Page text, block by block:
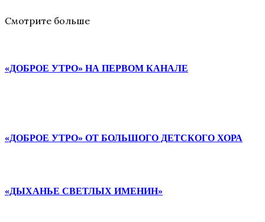
Смотрите больше
«ДОБРОЕ УТРО» НА ПЕРВОМ КАНАЛЕ
«ДОБРОЕ УТРО» ОТ БОЛЬШОГО ДЕТСКОГО ХОРА
«ДЫХАНЬЕ СВЕТЛЫХ ИМЕНИН»